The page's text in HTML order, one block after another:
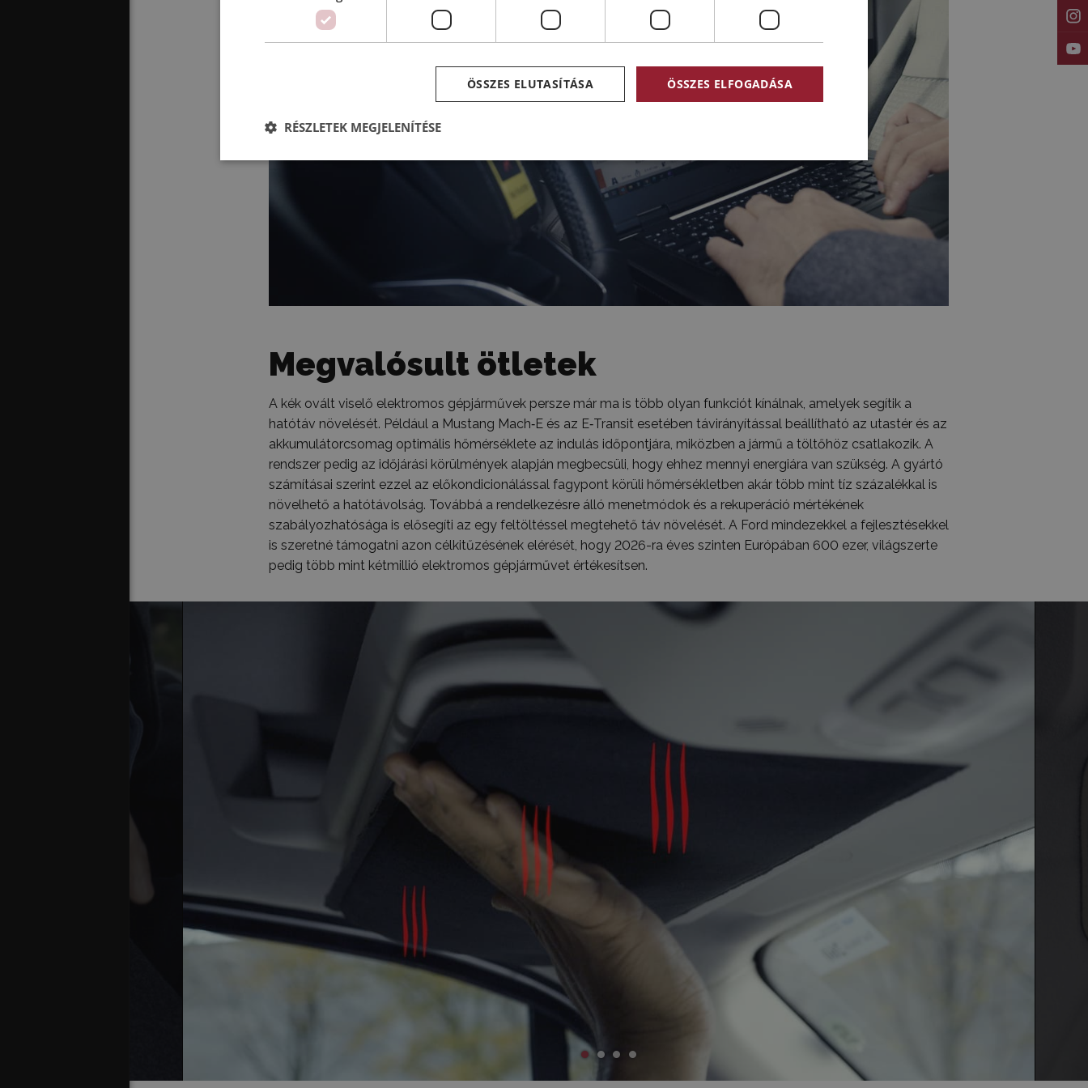
Megvalósult ötletek
A kék ovált viselő elektromos gépjárművek persze már ma is több olyan funkciót kínálnak, amelyek segítik a
hatótáv növelését. Például a Mustang Mach‑E és az E‑Transit esetében távirányítással beállítható az utastér és az
akkumulátorcsomag optimális hőmérséklete az indulás időpontjára, miközben a jármű a töltőhöz csatlakozik. A
rendszer pedig az időjárási körülmények alapján megbecsüli, hogy ehhez mennyi energiára van szükség. A gyártó
számításai szerint ezzel az előkondicionálással fagypont körüli hőmérsékletben akár több mint tíz százalékkal is
növelhető a hatótávolság. Továbbá a rendelkezésre álló menetmódok és a rekuperáció mértékének
szabályozhatósága is elősegíti az egy feltöltéssel megtehető táv növelését. A Ford mindezekkel a fejlesztésekkel
is szeretné támogatni azon célkitűzésének elérését, hogy 2026-ra éves szinten Európában 600 ezer, világszerte
pedig több mint kétmillió elektromos gépjárművet értékesítsen.
ÖSSZES ELFOGADÁSA
ÖSSZES ELUTASÍTÁSA
RÉSZLETEK MEGJELENÍTÉSE